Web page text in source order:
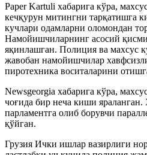
Paper Kartuli хабарига кўра,
кечқурун митингни тарқатишга
кучлари одамларни оломондан
Намойишчиларнинг асосий
яқинлашган. Полиция ва махсус
жавобан намойишчилар
пиротехника воситаларини
Newsgeorgia хабарига кўра,
чоғида бир неча киши
парламентга олиб борувчи
қўйган.
Грузия Ички ишлар вазирлиги